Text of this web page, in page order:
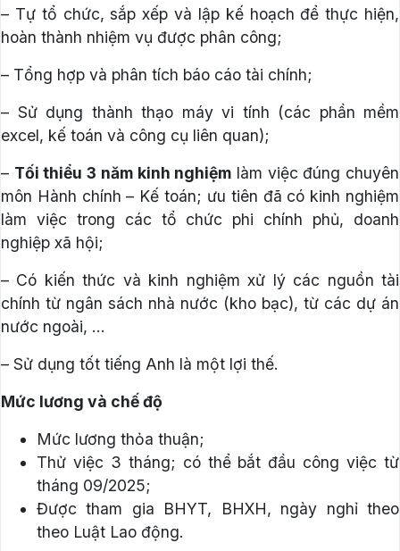
– Tự tổ chức, sắp xếp và lập kế hoạch để thực hiện,
hoàn thành nhiệm vụ được phân công;
– Tổng hợp và phân tích báo cáo tài chính;
– Sử dụng thành thạo máy vi tính (các phần mềm
excel, kế toán và công cụ liên quan);
– Tối thiểu 3 năm kinh nghiệm làm việc đúng chuyên
môn Hành chính – Kế toán; ưu tiên đã có kinh nghiệm
làm việc trong các tổ chức phi chính phủ, doanh
nghiệp xã hội;
– Có kiến thức và kinh nghiệm xử lý các nguồn tài
chính từ ngân sách nhà nước (kho bạc), từ các dự án
nước ngoài, …
– Sử dụng tốt tiếng Anh là một lợi thế.
Mức lương và chế độ
Mức lương thỏa thuận;
Thử việc 3 tháng; có thể bắt đầu công việc từ
tháng 09/2025;
Được tham gia BHYT, BHXH, ngày nghỉ theo
theo Luật Lao động.